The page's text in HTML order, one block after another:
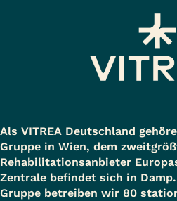
Als VITREA Deutschland
Gruppe in Wien, dem
Rehabilitationsanbieter
Zentrale befindet sich in
Gruppe betreiben wir 80